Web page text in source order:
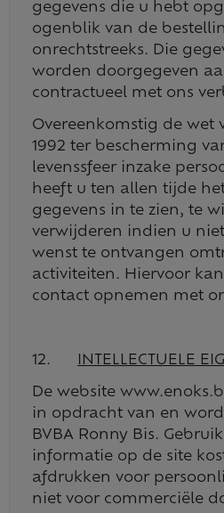
gegevens die u hebt
ogenblik van de
onrechtstreeks. Die
worden doorgegeven
contractueel met ons
Overeenkomstig de wet
1992 ter bescherming
levenssfeer inzake
heeft u ten allen tijde
gegevens in te zien, te
verwijderen indien u
wenst te ontvangen
activiteiten. Hiervoor
contact opnemen met
12. INTELLECTUELE
De website
in opdracht van en
BVBA Ronny Bis.
informatie op de site
afdrukken voor
niet voor commerciële